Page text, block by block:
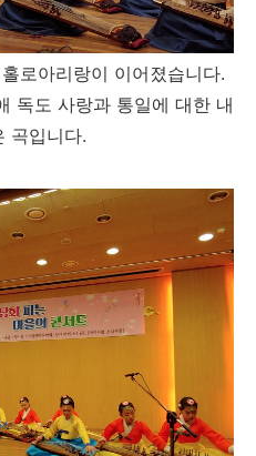
로아리랑이 이어졌습니다.
독도 사랑과 통일에 대한 내
곡입니다.